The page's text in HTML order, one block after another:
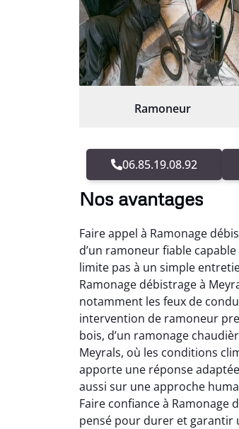
Ramoneur
06.85.19.08.92
Nos avantages
Faire appel à Ramonage
d’un ramoneur fiable
limite pas à un simple
Ramonage débistrage à
notamment les feux de
intervention de ramoneur
bois, d’un ramonage
Meyrals, où les conditions
apporte une réponse
aussi sur une approche
Faire confiance à Ramonage
pensé pour durer et garantir